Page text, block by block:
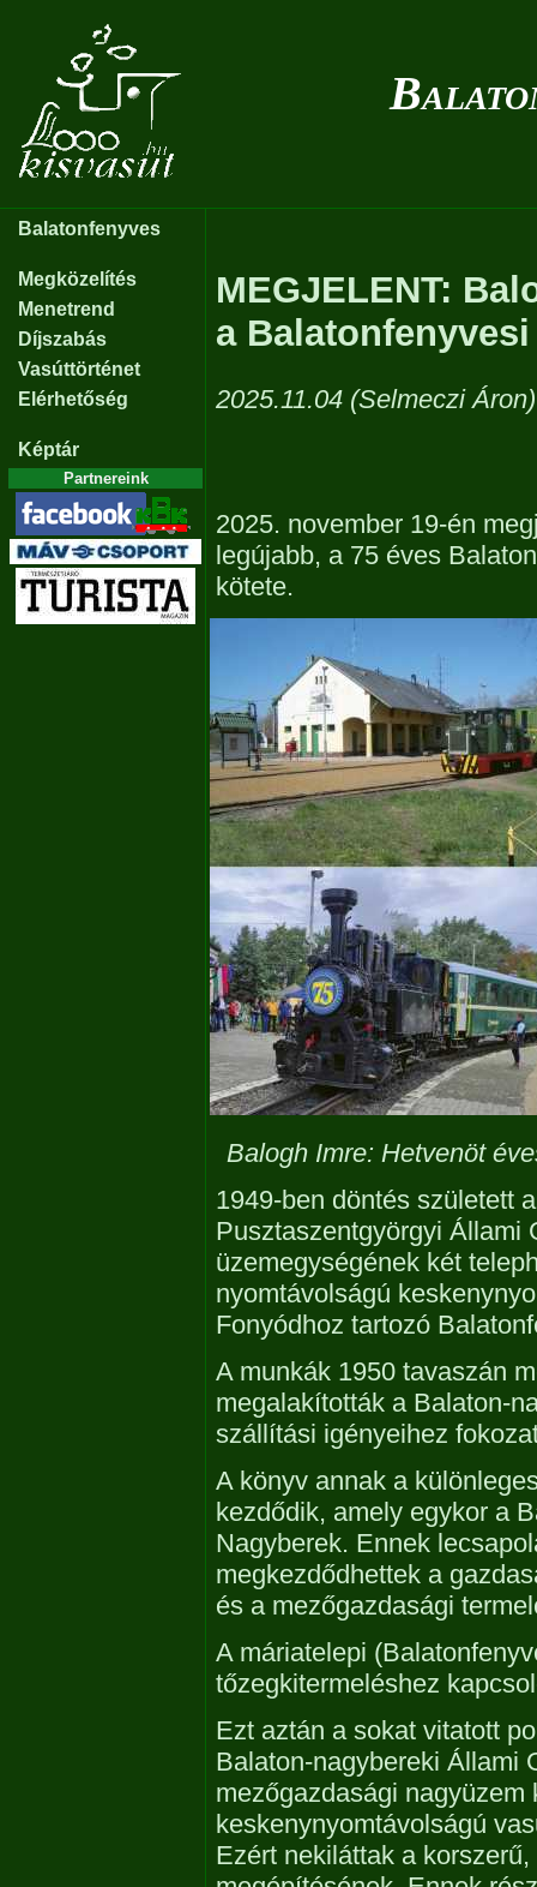
Balatonfenyves
Megközelítés
Menetrend
Díjszabás
Vasúttörténet
Elérhetőség
Képtár
Partnereink
MEGJELENT:
a
2025.11.04 (Selmeczi Áron)
2025. november 19-én
legújabb, a 75 éves
kötete.
Balogh Imre: Hetvenöt
1949-ben döntés született
Pusztaszentgyörgyi Állami
üzemegységének két
nyomtávolságú
Fonyódhoz tartozó
A munkák 1950 tavaszán
megalakították a Balaton-
szállítási igényeihez
A könyv annak a
kezdődik, amely egykor a
Nagyberek. Ennek
megkezdődhettek a
és a mezőgazdasági
A máriatelepi
tőzegkitermeléshez
Ezt aztán a sokat vitatott
Balaton-nagybereki Állami
mezőgazdasági
keskenynyomtávolságú
Ezért nekiláttak a